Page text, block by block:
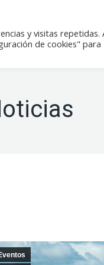
Contacto
y visitas repetidas.
de cookies" para